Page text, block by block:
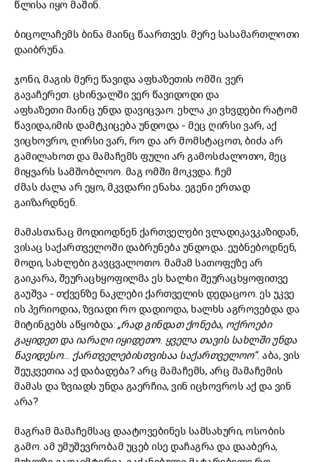
წლისა იყო მაშინ.
ბიცოლაჩემს ბინა მაინც წაართვეს. მერე სასამართლოთი
დაიბრუნა.
ჯონი, მაგის მერე წავიდა აფხაზეთის ომში. ვერ
გავაჩერეთ. ცხინვალში ვერ წავიდოდი და
აფხაზეთიმაინც უნდა დავიცვაო. ეხლა კი ვხვდები რატომ
წავიდა,იმის დამტკიცება უნდოდა - მეც ღირსივარ, აქ
ვიცხოვრო, ღირსივარ, რო და არ მომსტაცოთ, ბიძა არ
გამილახოთ და მამაჩემს ფული არ გამოსძალოთო, მეც
მიყვარს სამშობლოო. მაგ ომში მოკვდა. ჩემ
ძმას ძალა არ ეყო, მკვდარი ენახა. ეგენიერთად
გაიზარდნენ.
მამასთანაც მოდიოდნენ ქართველები ვლადიკავკაზიდან,
ვისაც საქართველოში დაბრუნება უნდოდა. ეუბნებოდნენ,
მოდი, სახლები გავცვალოთო. მამამ სათოფეზე არ
გაიკარა, შეურაცხყოფილმა ეს ხალხი შეურაცხყოფითვე
გაუშვა - თქვენზე ნაკლები ქართველის დედაცოო. ეს უკვე
ის პერიოდია, ზვიადი რო დადიოდა, ხალხს აგროვებდა და
მიტინგებს აწყობდა: „რად გინდათქონება, ოქროები
გაყიდეთ და იარაღი იყიდეთო. ყველა თავის სახლში უნდა
წავიდესო… ქართველებისთვისაა საქართველოო“. აბა, ვის
შეუკვეთია აქ დაბადება? არც მამაჩემს, არც მამაჩემის
მამას და ზვიადს უნდა გაერჩია, ვინ იცხოვროს აქ და ვინ
არა?
მაგრამ მამაჩემსაც დაატოვებინეს სამსახური, ოსობის
გამო. ამ უმუშევრობამ უცებ ისე დაჩაგრა და დააბერა,